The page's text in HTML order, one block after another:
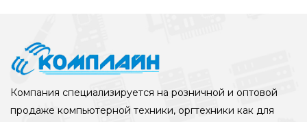
Компания специализируется на розничной и оптовой
продаже компьютерной техники, оргтехники как для